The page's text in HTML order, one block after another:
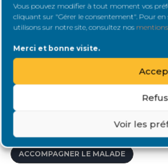
Vous pouvez modifier à tout moment vos
cliquant sur "Gérer le consentement". Pour en
utilisons sur notre site, consultez nos
Merci et bonne visite.
Voir les
ÂGE LIMITE POUR DONNER UN
ACCÈS AU CRÉDIT POUR LES
'ACIDE MYCOPHÉNOLIQUE
ACCOMPAGNER LE MALADE